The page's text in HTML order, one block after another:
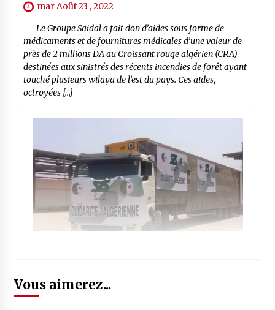
mar Août 23 , 2022
Le Groupe Saidal a fait don d’aides sous forme de
médicaments et de fournitures médicales d’une valeur de
près de 2 millions DA au Croissant rouge algérien (CRA)
destinées aux sinistrés des récents incendies de forêt ayant
touché plusieurs wilaya de l’est du pays. Ces aides,
octroyées […]
Vous aimerez...